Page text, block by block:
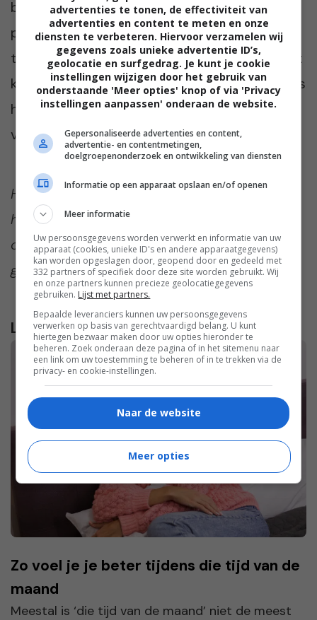
bleekmiddeltjes van het internet. Deze
producten kunnen erg agressief zijn en je
tanden aantasten. De tandarts zal altijd eerst
kijken naar de conditie van je tanden alvorens
hij/zij overgaat tot een behandeling. Wel zo
veilig!
Heb jij ooit je tanden laten bleken? Ik ben
heel benieuwd. Praat met ons mee in de
comments onder dit artikel. Vinden we
gezellig 🙂
Lees verder...
Zo voel je je beter tijdens die tijd van de
maand
Meestal is ‘die tijd van de maand’ niet de meest
advertenties te tonen, de effectiviteit van
advertenties en content te meten en onze
diensten te verbeteren. Hiervoor verzamelen wij
gegevens zoals unieke advertentie ID’s,
geolocatie en surfgedrag. Je kunt je cookie
instellingen wijzigen door het gebruik van
onderstaande 'Meer opties' knop of via 'Privacy
instellingen aanpassen' onderaan de website.
Gepersonaliseerde advertenties en content,
advertentie- en contentmetingen,
doelgroepenonderzoek en ontwikkeling van diensten
Informatie op een apparaat opslaan en/of openen
Meer informatie
Uw persoonsgegevens worden verwerkt en informatie van uw
apparaat (cookies, unieke ID's en andere apparaatgegevens)
kan worden opgeslagen door, geopend door en gedeeld met
332 partners of specifiek door deze site worden gebruikt. Wij
en onze partners kunnen precieze geolocatiegegevens
gebruiken. Lijst met partners.
Bepaalde leveranciers kunnen uw persoonsgegevens
verwerken op basis van gerechtvaardigd belang. U kunt
hiertegen bezwaar maken door uw opties hieronder te
beheren. Zoek onderaan deze pagina of in het sitemenu naar
een link om uw toestemming te beheren of in te trekken via de
privacy- en cookie-instellingen.
Naar de website
Meer opties